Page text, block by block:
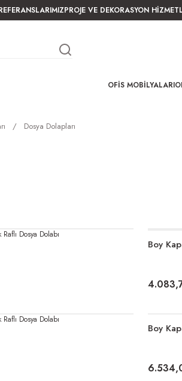
PROJE VE DEKORASYON
OFIS MOBILYALARI
Dosya Dolapları
Boy
Boy